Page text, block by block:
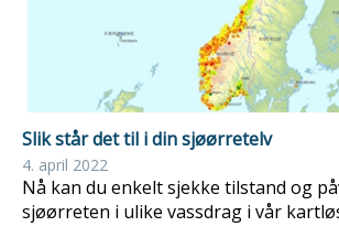
Slik står det til i din sjøørretelv
4. april 2022
Nå kan du enkelt sjekke tilstand og
sjøørreten i ulike vassdrag i vår